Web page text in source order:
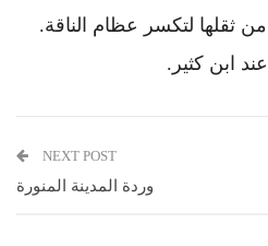
ثقلها لتكسر عظام الناقة.
ابن كثير.
NEXT POST
وردة المدينة المنورة